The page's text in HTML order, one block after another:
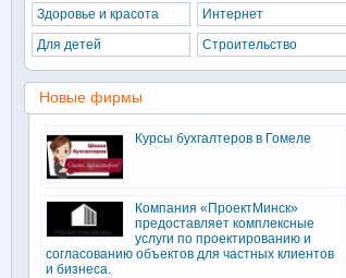
Здоровье и красота
Интернет
Для детей
Строительство
Новые фирмы
Курсы бухгалтеров в Гомеле
Компания «ПроектМинск»
предоставляет комплексные
услуги по проектированию и
согласованию объектов для частных клиентов
и бизнеса.